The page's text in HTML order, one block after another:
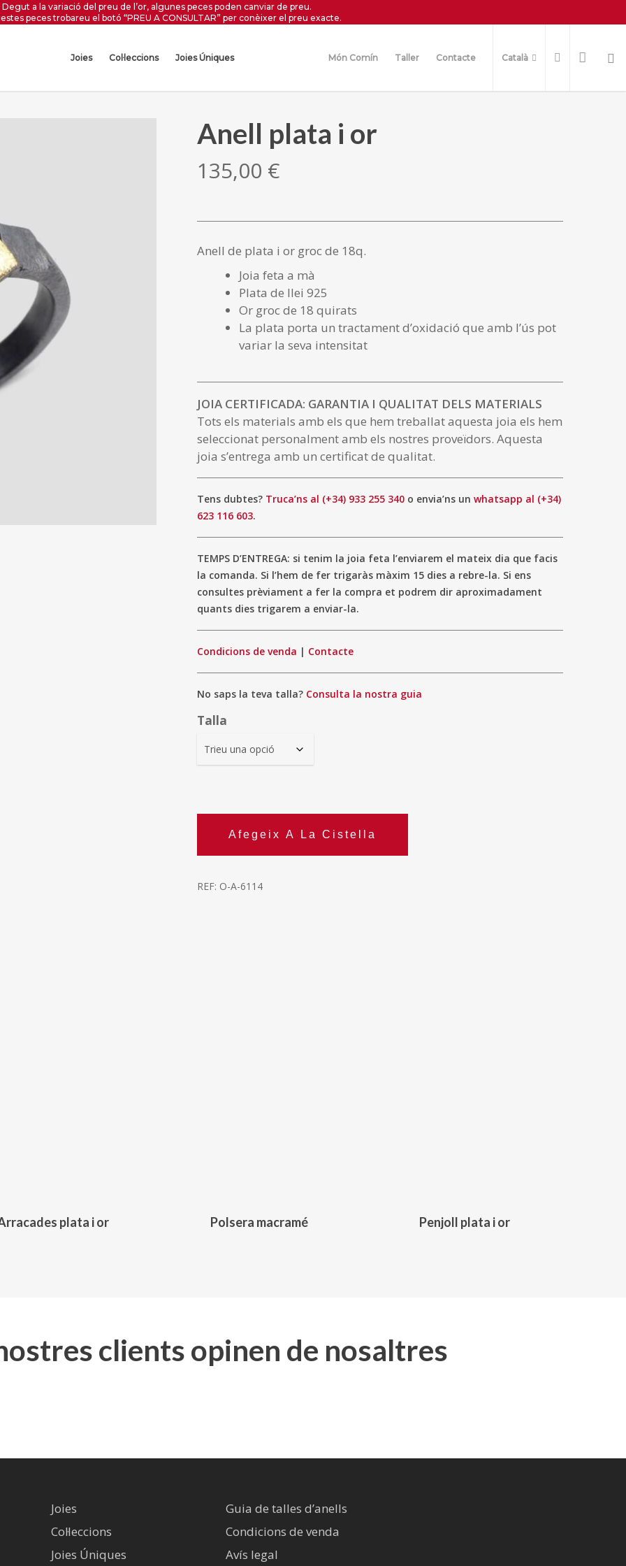
Degut a la variació del preu de l’or, algunes peces poden canviar de preu.
peces trobareu el botó “PREU A CONSULTAR” per conèixer el preu exacte.
Joies Col·leccions Joies Úniques Món Comín Taller Contacte Català
Anell plata i or
135,00 €
Anell de plata i or groc de 18q.
Joia feta a mà
Plata de llei 925
Or groc de 18 quirats
La plata porta un tractament d’oxidació que amb l’ús pot
variar la seva intensitat
JOIA CERTIFICADA: GARANTIA I QUALITAT DELS MATERIALS
Tots els materials amb els que hem treballat aquesta joia els hem
seleccionat personalment amb els nostres proveïdors. Aquesta
joia s’entrega amb un certificat de qualitat.
Tens dubtes? Truca’ns al (+34) 933 255 340 o envia’ns unwhatsapp al (+34)
623 116 603.
TEMPS D’ENTREGA: si tenim la joia feta l’enviarem el mateix dia que facis
la comanda. Si l’hem de fer trigaràs màxim 15 dies a rebre-la. Si ens
consultes prèviament a fer la compra et podrem dir aproximadament
quants dies trigarem a enviar-la.
Condicions de venda | Contacte
No saps la teva talla? Consulta la nostra guia
Talla
Afegeix A La Cistella
REF: O-A-6114
plata i or Polsera macramé Penjoll plata i or
clients opinen de nosaltres
Joies
Col·leccions
Joies Úniques
Guia de talles d’anells
Condicions de venda
Avís legal​